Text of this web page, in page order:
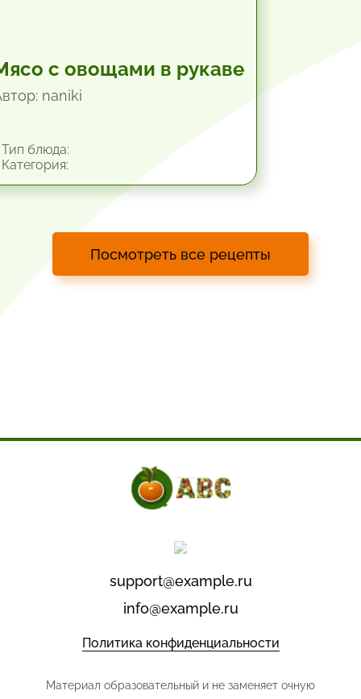
с овощами в рукаве
naniki
блюда:
Посмотреть все рецепты
support@example.ru
info@example.ru
Политика конфиденциальности
Материал образовательный и не заменяет очную